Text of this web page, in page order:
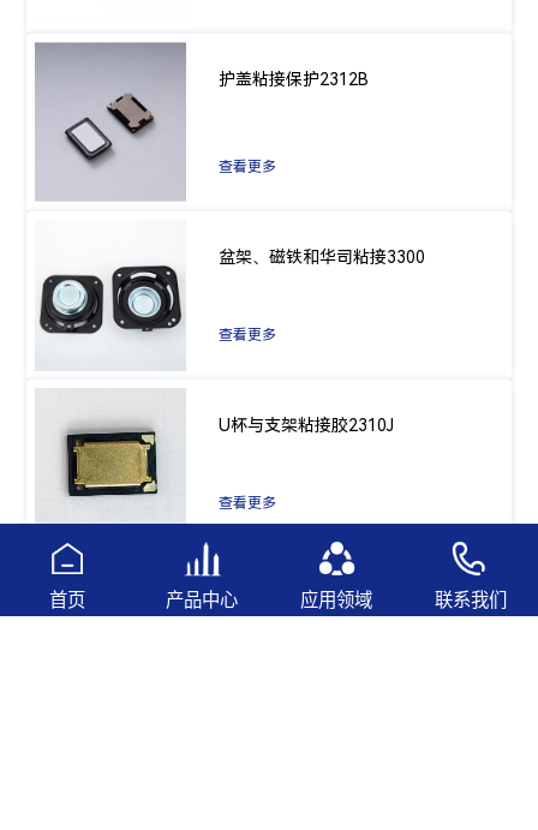
护盖粘接保护2312B
查看更多
盆架、磁铁和华司粘接3300
查看更多
U杯与支架粘接胶2310J
查看更多
元件保护2511B
首页 产品中心 应用领域 联系我们